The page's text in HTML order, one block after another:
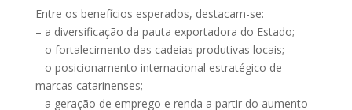
Entre os benefícios esperados, destacam-se:
– a diversificação da pauta exportadora do Estado;
– o fortalecimento das cadeias produtivas locais;
– o posicionamento internacional estratégico de
marcas catarinenses;
– a geração de emprego e renda a partir do aumento